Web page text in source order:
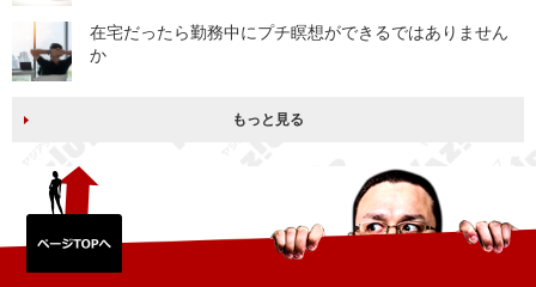
在宅だったら勤務中にプチ瞑想ができるではありません
か
もっと見る